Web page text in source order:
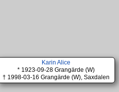
Karin Alice
* 1923-09-28 Grangärde (W)
† 1998-03-16 Grangärde (W), Saxdalen